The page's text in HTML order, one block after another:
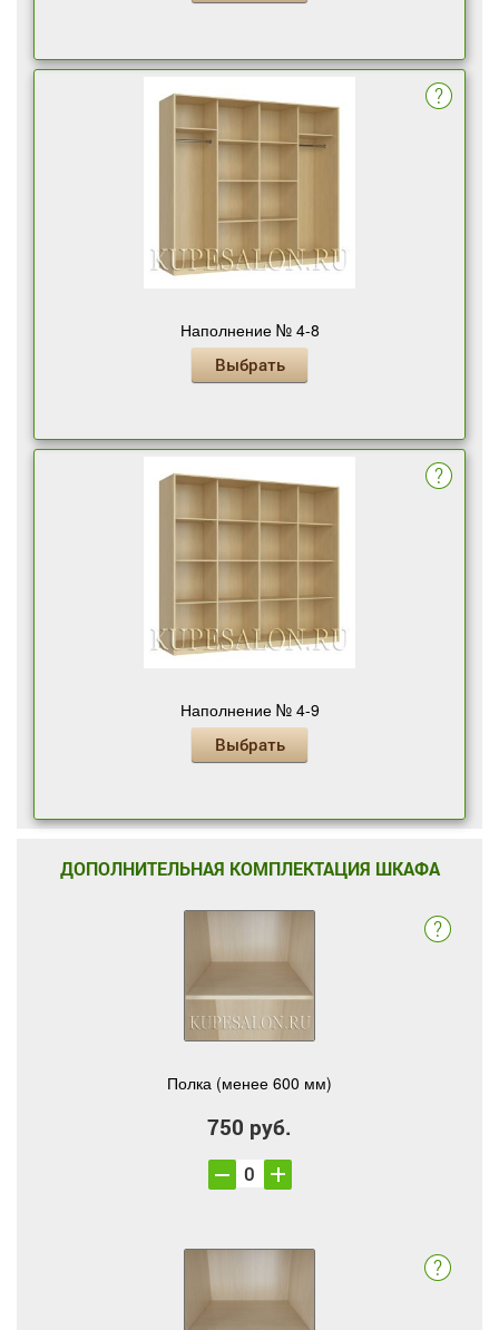
Наполнение № 4-8
Выбрать
Наполнение № 4-9
Выбрать
ДОПОЛНИТЕЛЬНАЯ КОМПЛЕКТАЦИЯ ШКАФА
Полка (менее 600 мм)
750 руб.